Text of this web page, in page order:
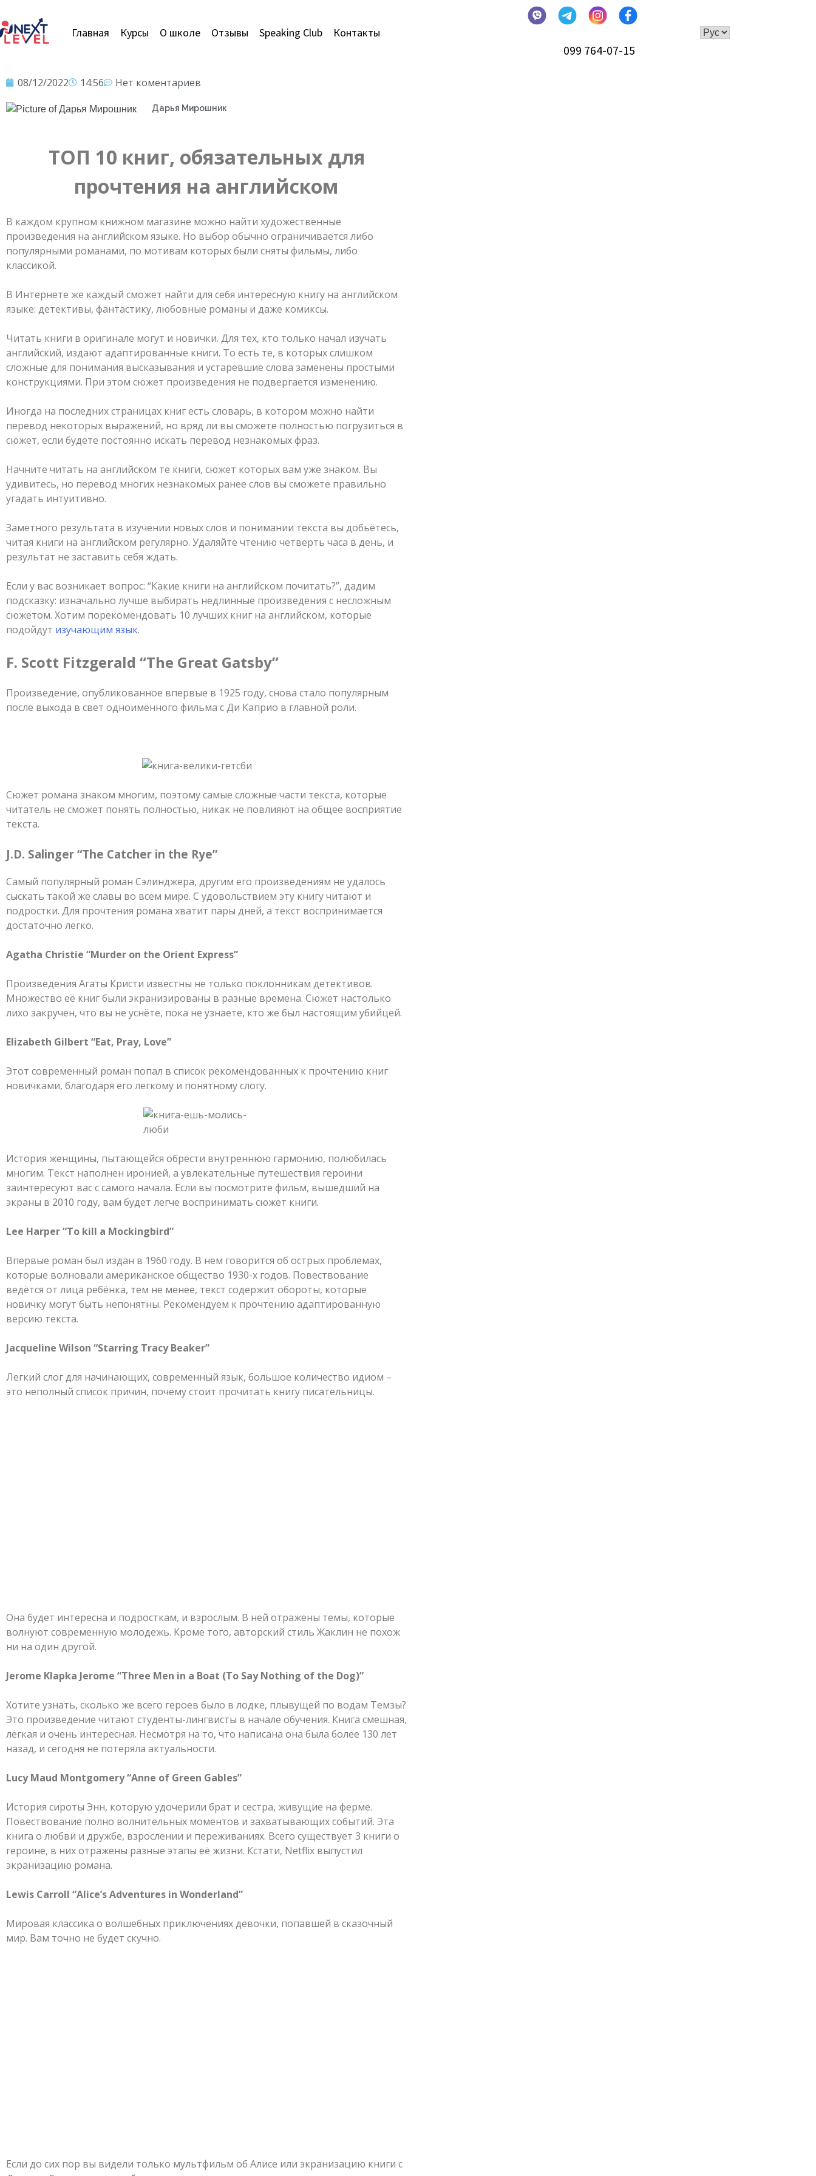
Главная Курсы О школе Отзывы Speaking Club Контакты
099 764-07-15
08/12/2022 14:56 Нет коментариев
Дарья Мирошник
ТОП 10 книг, обязательных для
прочтения на английском
В каждом крупном книжном магазине можно найти художественные
произведения на английском языке. Но выбор обычно ограничивается либо
популярными романами, по мотивам которых были сняты фильмы, либо
классикой.
В Интернете же каждый сможет найти для себя интересную книгу на английском
языке: детективы, фантастику, любовные романы и даже комиксы.
Читать книги в оригинале могут и новички. Для тех, кто только начал изучать
английский, издают адаптированные книги. То есть те, в которых слишком
сложные для понимания высказывания и устаревшие слова заменены простыми
конструкциями. При этом сюжет произведения не подвергается изменению.
Иногда на последних страницах книг есть словарь, в котором можно найти
перевод некоторых выражений, но вряд ли вы сможете полностью погрузиться в
сюжет, если будете постоянно искать перевод незнакомых фраз.
Начните читать на английском те книги, сюжет которых вам уже знаком. Вы
удивитесь, но перевод многих незнакомых ранее слов вы сможете правильно
угадать интуитивно.
Заметного результата в изучении новых слов и понимании текста вы добьётесь,
читая книги на английском регулярно. Удаляйте чтению четверть часа в день, и
результат не заставить себя ждать.
Если у вас возникает вопрос: “Какие книги на английском почитать?”, дадим
подсказку: изначально лучше выбирать недлинные произведения с несложным
сюжетом. Хотим порекомендовать 10 лучших книг на английском, которые
подойдут изучающим язык.
F. Scott Fitzgerald “The Great Gatsby”
Произведение, опубликованное впервые в 1925 году, снова стало популярным
после выхода в свет одноимённого фильма с Ди Каприо в главной роли.
Сюжет романа знаком многим, поэтому самые сложные части текста, которые
читатель не сможет понять полностью, никак не повлияют на общее восприятие
текста.
J.D. Salinger “The Catcher in the Rye”
Самый популярный роман Сэлинджера, другим его произведениям не удалось
сыскать такой же славы во всем мире. С удовольствием эту книгу читают и
подростки. Для прочтения романа хватит пары дней, а текст воспринимается
достаточно легко.
Agatha Christie “Murder on the Orient Express”
Произведения Агаты Кристи известны не только поклонникам детективов.
Множество её книг были экранизированы в разные времена. Сюжет настолько
лихо закручен, что вы не уснёте, пока не узнаете, кто же был настоящим убийцей.
Elizabeth Gilbert “Eat, Pray, Love”
Этот современный роман попал в список рекомендованных к прочтению книг
новичками, благодаря его легкому и понятному слогу.
История женщины, пытающейся обрести внутреннюю гармонию, полюбилась
многим. Текст наполнен иронией, а увлекательные путешествия героини
заинтересуют вас с самого начала. Если вы посмотрите фильм, вышедший на
экраны в 2010 году, вам будет легче воспринимать сюжет книги.
Lee Harper “To kill a Mockingbird”
Впервые роман был издан в 1960 году. В нем говорится об острых проблемах,
которые волновали американское общество 1930-х годов. Повествование
ведётся от лица ребёнка, тем не менее, текст содержит обороты, которые
новичку могут быть непонятны. Рекомендуем к прочтению адаптированную
версию текста.
Jacqueline Wilson “Starring Tracy Beaker”
Легкий слог для начинающих, современный язык, большое количество идиом –
это неполный список причин, почему стоит прочитать книгу писательницы.
Она будет интересна и подросткам, и взрослым. В ней отражены темы, которые
волнуют современную молодежь. Кроме того, авторский стиль Жаклин не похож
ни на один другой.
Jerome Klapka Jerome “Three Men in a Boat (To Say Nothing of the Dog)”
Хотите узнать, сколько же всего героев было в лодке, плывущей по водам Темзы?
Это произведение читают студенты-лингвисты в начале обучения. Книга смешная,
лёгкая и очень интересная. Несмотря на то, что написана она была более 130 лет
назад, и сегодня не потеряла актуальности.
Lucy Maud Montgomery “Anne of Green Gables”
История сироты Энн, которую удочерили брат и сестра, живущие на ферме.
Повествование полно волнительных моментов и захватывающих событий. Эта
книга о любви и дружбе, взрослении и переживаниях. Всего существует 3 книги о
героине, в них отражены разные этапы её жизни. Кстати, Netflix выпустил
экранизацию романа.
Lewis Carroll “Alice’s Adventures in Wonderland”
Мировая классика о волшебных приключениях девочки, попавшей в сказочный
мир. Вам точно не будет скучно.
Если до сих пор вы видели только мультфильм об Алисе или экранизацию книги с